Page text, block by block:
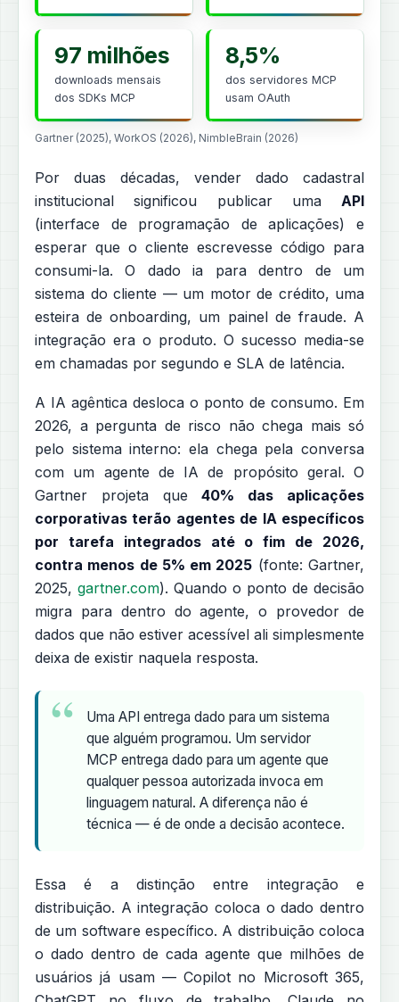
97 milhões
downloads mensais
dos SDKs MCP
8,5%
dos servidores MCP
usam OAuth
Gartner (2025), WorkOS (2026), NimbleBrain (2026)
Por duas décadas, vender dado cadastral
institucional significou publicar uma API
(interface de programação de aplicações) e
esperar que o cliente escrevesse código para
consumi-la. O dado ia para dentro de um
sistema do cliente — um motor de crédito, uma
esteira de onboarding, um painel de fraude. A
integração era o produto. O sucesso media-se
em chamadas por segundo e SLA de latência.
A IA agêntica desloca o ponto de consumo. Em
2026, a pergunta de risco não chega mais só
pelo sistema interno: ela chega pela conversa
com um agente de IA de propósito geral. O
Gartner projeta que40% das aplicações
corporativas terão agentes de IA específicos
por tarefa integrados até o fim de 2026,
contra menos de 5% em 2025 (fonte: Gartner,
2025, gartner.com). Quando o ponto de decisão
migra para dentro do agente, o provedor de
dados que não estiver acessível ali simplesmente
deixa de existir naquela resposta.
Uma API entrega dado para um sistema
que alguém programou. Um servidor
MCP entrega dado para um agente que
qualquer pessoa autorizada invoca em
linguagem natural. A diferença não é
técnica — é de onde a decisão acontece.
Essa é a distinção entre integração e
distribuição. A integração coloca o dado dentro
de um software específico. A distribuição coloca
o dado dentro de cada agente que milhões de
usuários já usam — Copilot no Microsoft 365,